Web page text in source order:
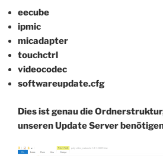
eecube
ipmic
micadapter
touchctrl
videocodec
softwareupdate.cfg
Dies ist genau die
unseren Update Server